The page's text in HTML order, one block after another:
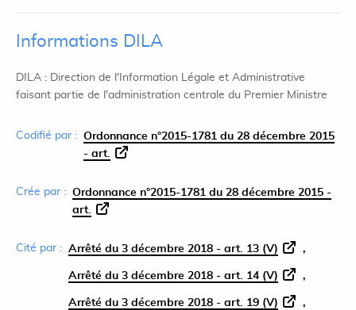
Informations DILA
DILA : Direction de l'Information Légale et Administrative
faisant partie de l'administration centrale du Premier Ministre
Codifié par : Ordonnance n°2015-1781 du 28 décembre 2015
- art.
Crée par : Ordonnance n°2015-1781 du 28 décembre 2015 -
art.
Cité par : Arrêté du 3 décembre 2018 - art. 13 (V)
Arrêté du 3 décembre 2018 - art. 14 (V)
Arrêté du 3 décembre 2018 - art. 19 (V)